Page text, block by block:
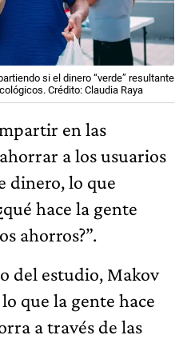
si el dinero “verde” resultante
Crédito: Claudia Raya
en las
a los usuarios
dinero, lo que
hace la gente
ahorros?”.
del estudio, Makov
que la gente hace
a través de las